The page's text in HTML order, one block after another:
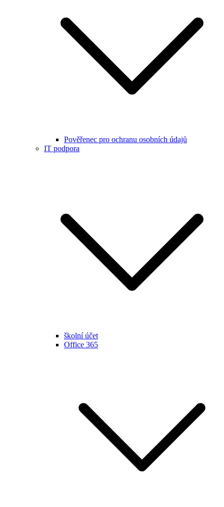
Pověřenec pro ochranu osobních údajů
IT podpora
školní účet
Office 365